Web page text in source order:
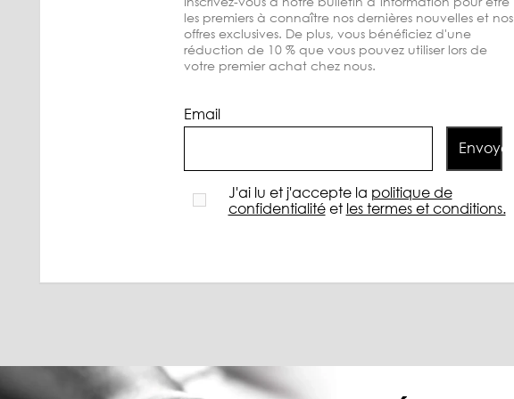
les premiers à connaître nos dernières nouvelles et nos
offres exclusives. De plus, vous bénéficiez d'une
réduction de 10 % que vous pouvez utiliser lors de
votre premier achat chez nous.
Email
Envoyer
J'ai lu et j'accepte la politique de
confidentialitéet les termes et conditions.